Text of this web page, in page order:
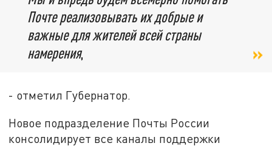
Почте реализовывать их добрые и
важные для жителей всей страны
намерения,
- отметил Губернатор.
Новое подразделение Почты России
консолидирует все каналы поддержки